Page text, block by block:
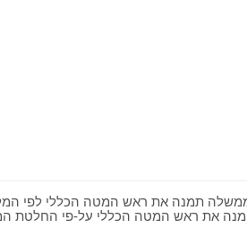
החוק, כפי שהוגשה לנו, אני מבקש לשנות. כוונתי לסעיף 4: ״הממשלה תמנה את ראש המטה
ימנה את ראש המטה הכללי על-פי החלטת